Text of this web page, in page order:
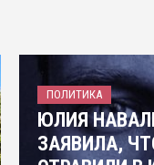
ПОЛИТИКА
ЮЛИЯ
ЗАЯВИЛА,